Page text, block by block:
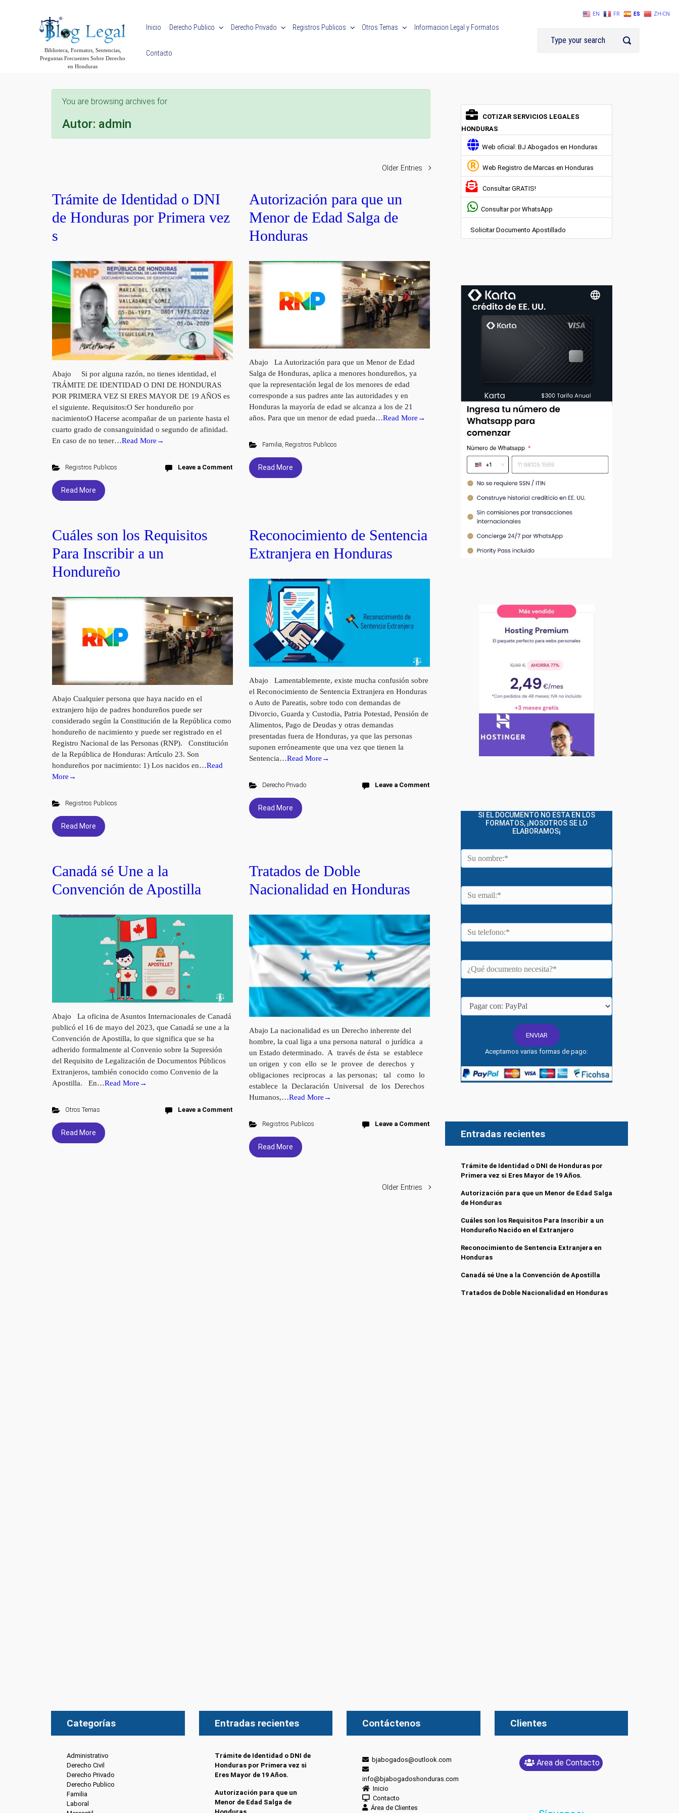
Biblioteca, Formatos, Sentencias,
Preguntas Frecuentes Sobre Derecho
en Honduras
Inicio Derecho Publico Derecho Privado Registros Publicos Otros Temas Informacion Legal y Formatos
Contacto
You are browsing archives for
Autor: admin
Older Entries
Trámite de Identidad o DNI
de Honduras por Primera vez
s
Abajo Si por alguna razón, no tienes identidad, el
TRÁMITE DE IDENTIDAD O DNI DE HONDURAS
POR PRIMERA VEZ SI ERES MAYOR DE 19 AÑOS es
el siguiente. Requisitos:O Ser hondureño por
nacimientoO Hacerse acompañar de un pariente hasta el
cuarto grado de consanguinidad o segundo de afinidad.
En caso de no tener…Read More→
Registros Publicos Leave a Comment
Read More
Autorización para que un
Menor de Edad Salga de
Honduras
Abajo La Autorización para que un Menor de Edad
Salga de Honduras, aplica a menores hondureños, ya
que la representación legal de los menores de edad
corresponde a sus padres ante las autoridades y en
Honduras la mayoría de edad se alcanza a los de 21
años. Para que un menor de edad pueda…Read More→
Familia, Registros Publicos
Read More
Cuáles son los Requisitos
Para Inscribir a un
Hondureño
Abajo Cualquier persona que haya nacido en el
extranjero hijo de padres hondureños puede ser
considerado según la Constitución de la República como
hondureño de nacimiento y puede ser registrado en el
Registro Nacional de las Personas (RNP). Constitución
de la República de Honduras: Artículo 23. Son
hondureños por nacimiento: 1) Los nacidos en…Read
More→
Registros Publicos
Read More
Reconocimiento de Sentencia
Extranjera en Honduras
Abajo Lamentablemente, existe mucha confusión sobre
el Reconocimiento de Sentencia Extranjera en Honduras
o Auto de Pareatis, sobre todo con demandas de
Divorcio, Guarda y Custodia, Patria Potestad, Pensión de
Alimentos, Pago de Deudas y otras demandas
presentadas fuera de Honduras, ya que las personas
suponen erróneamente que una vez que tienen la
Sentencia…Read More→
Derecho Privado Leave a Comment
Read More
Canadá sé Une a la
Convención de Apostilla
Abajo La oficina de Asuntos Internacionales de Canadá
publicó el 16 de mayo del 2023, que Canadá se une a la
Convención de Apostilla, lo que significa que se ha
adherido formalmente al Convenio sobre la Supresión
del Requisito de Legalización de Documentos Públicos
Extranjeros, también conocido como Convenio de la
Apostilla. En…Read More→
Otros Temas Leave a Comment
Read More
Tratados de Doble
Nacionalidad en Honduras
Abajo La nacionalidad es un Derecho inherente del
hombre, la cual liga a una persona natural o jurídica a
un Estado determinado. A través de ésta se establece
un origen y con ello se le provee de derechos y
obligaciones reciprocas a las personas; tal como lo
establece la Declaración Universal de los Derechos
Humanos,…Read More→
Registros Publicos Leave a Comment
Read More
Older Entries
COTIZAR SERVICIOS LEGALES
HONDURAS
Web oficial: BJ Abogados en Honduras
Web Registro de Marcas en Honduras
Consultar GRATIS!
Consultar por WhatsApp
Solicitar Documento Apostillado
SI EL DOCUMENTO NO ESTA EN LOS
FORMATOS, ¡NOSOTROS SE LO
ELABORAMOS¡
Aceptamos varias formas de pago:
Entradas recientes
Trámite de Identidad o DNI de Honduras por
Primera vez si Eres Mayor de 19 Años.
Autorización para que un Menor de Edad Salga
de Honduras
Cuáles son los Requisitos Para Inscribir a un
Hondureño Nacido en el Extranjero
Reconocimiento de Sentencia Extranjera en
Honduras
Canadá sé Une a la Convención de Apostilla
Tratados de Doble Nacionalidad en Honduras
Categorías
Administrativo
Derecho Civil
Derecho Privado
Derecho Publico
Familia
Laboral
Entradas recientes
Trámite de Identidad o DNI de
Honduras por Primera vez si
Eres Mayor de 19 Años.
Autorización para que un
Menor de Edad Salga de
Contáctenos
bjabogados@outlook.com
info@bjabogadoshonduras.com
Inicio
Contacto
Área de Clientes
Clientes
Area de Contacto
EN FR ES ZH-CN